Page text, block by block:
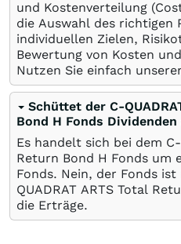
und Kostenverteilung
die Auswahl des richtigen
individuellen Zielen,
Bewertung von Kosten
Nutzen Sie einfach
Schüttet der C-
Bond H Fonds Dividenden
Es handelt sich bei dem
Return Bond H Fonds um
Fonds. Nein, der Fonds
QUADRAT ARTS Total
die Erträge.